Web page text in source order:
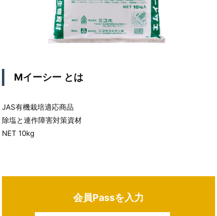
Mイーシー とは
JAS有機栽培適応商品
除塩と連作障害対策資材
NET 10kg
会員Passを入力